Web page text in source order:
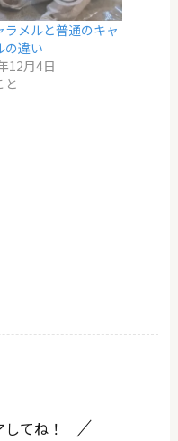
ラメルと普通のキャ
の違い
12月4日
と
てね！